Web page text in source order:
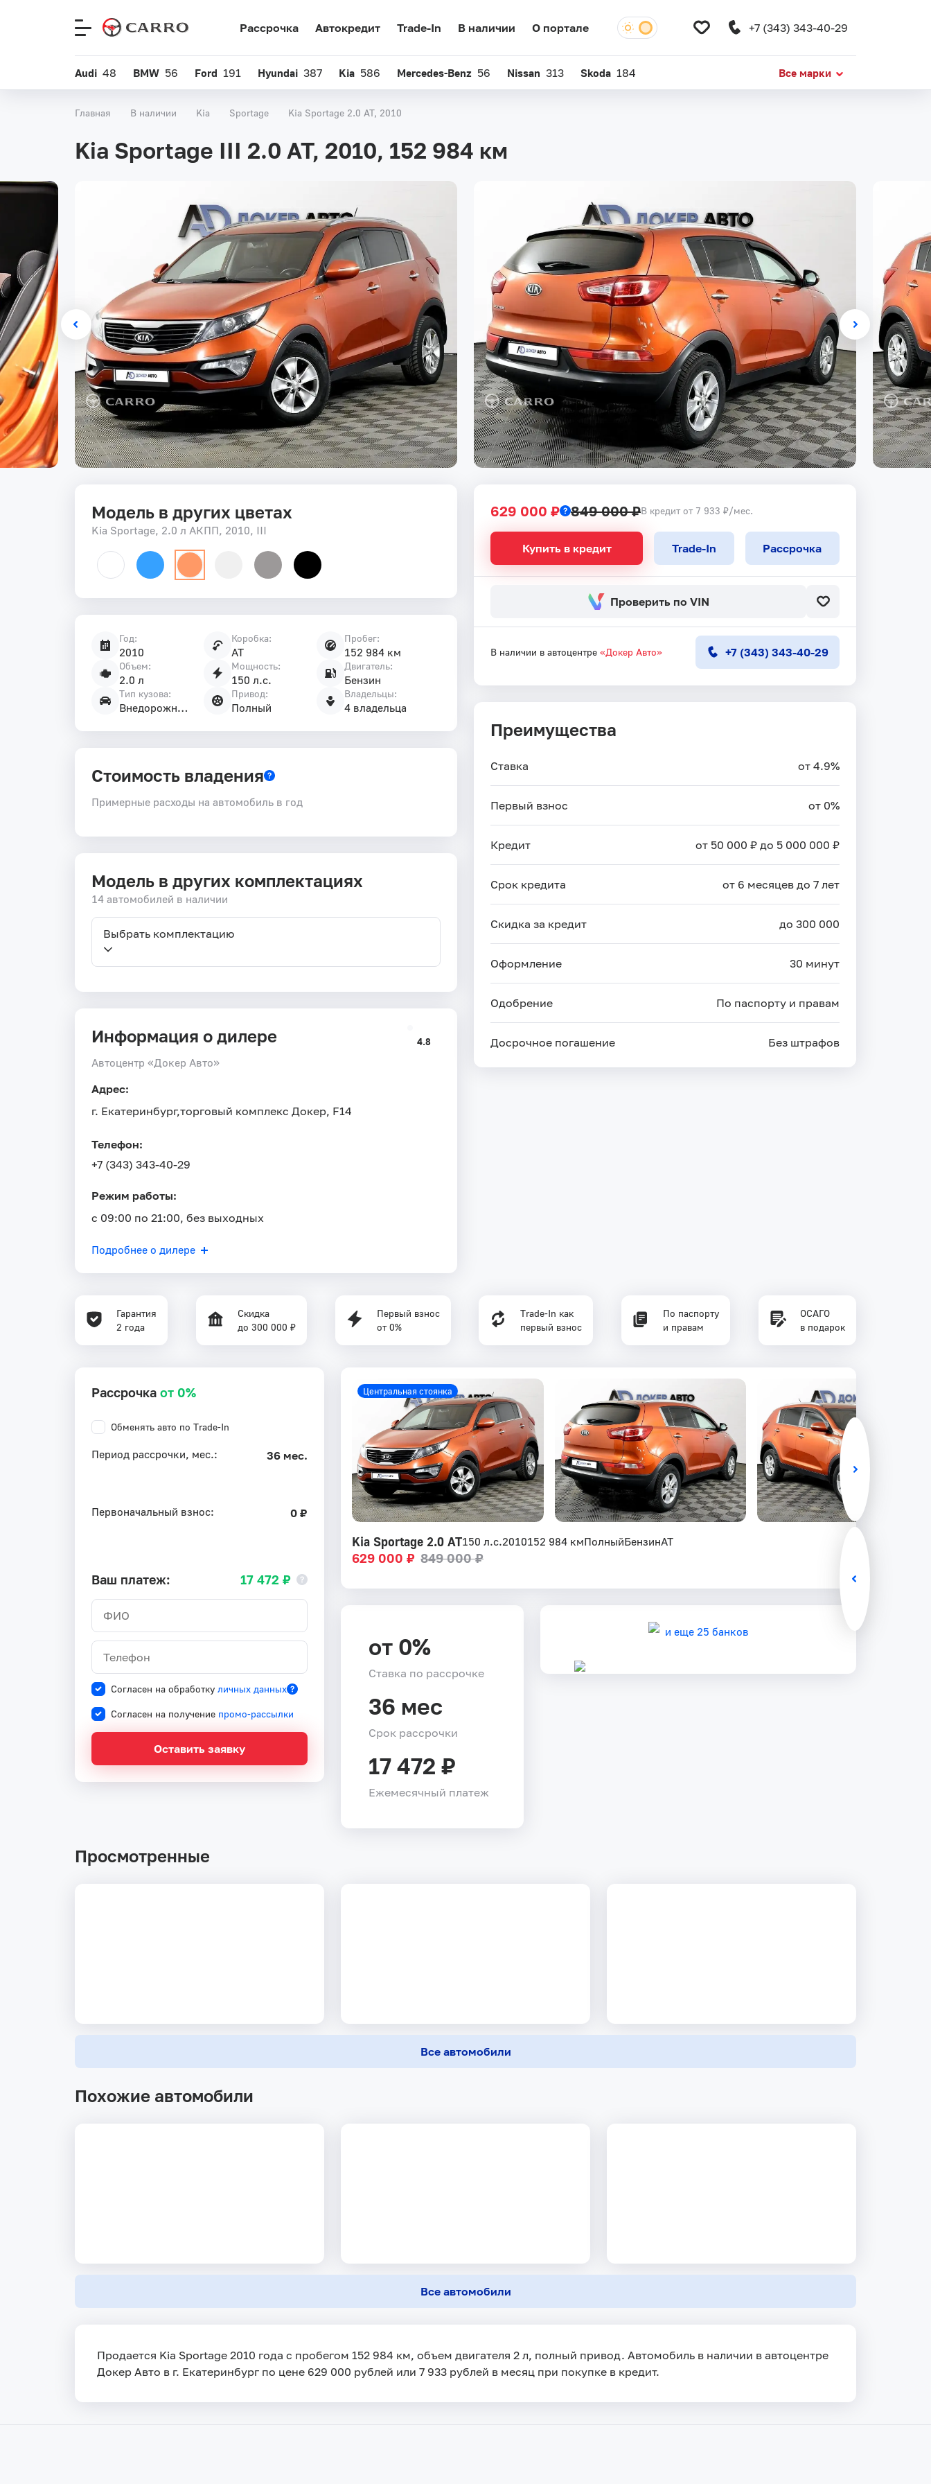
Рассрочка Автокредит Trade-In В наличии О портале +7 (343) 343-40-29
Audi 48 BMW 56 Ford 191 Hyundai 387 Kia 586 Mercedes-Benz 56 Nissan 313 Skoda 184 Все марки
Главная В наличии Kia Sportage Kia Sportage 2.0 AT, 2010
Kia Sportage III 2.0 AT, 2010, 152 984 км
629 000 ₽ 849 000 ₽В кредит от 7 933 ₽/мес.
Купить в кредит Trade-In Рассрочка
Проверить по VIN
В наличии в автоцентре «Докер Авто» +7 (343) 343-40-29
Преимущества
Ставка от 4.9%
Первый взнос от 0%
Кредит от 50 000 ₽ до 5 000 000 ₽
Срок кредита от 6 месяцев до 7 лет
Скидка за кредит до 300 000
Оформление 30 минут
Одобрение По паспорту и правам
Досрочное погашение Без штрафов
Модель в других цветах
Kia Sportage, 2.0 л АКПП, 2010, III
Год:
2010
Коробка:
AT
Пробег:
152 984 км
Объем:
2.0 л
Мощность:
150 л.с.
Двигатель:
Бензин
Тип кузова:
Внедорожник 5 дв.
Привод:
Полный
Владельцы:
4 владельца
Стоимость владения
Примерные расходы на автомобиль в год
Модель в других комплектациях
14 автомобилей в наличии
Выбрать комплектацию
Информация о дилере
Автоцентр «Докер Авто»
4.8
Адрес:
г. Екатеринбург,торговый комплекс Докер, F14
Телефон:
+7 (343) 343-40-29
Режим работы:
с 09:00 по 21:00, без выходных
Подробнее о дилере
Гарантия
2 года
Скидка
до 300 000 ₽
Первый взнос
от 0%
Trade-In как
первый взнос
По паспорту
и правам
ОСАГО
в подарок
Рассрочка от 0%
Обменять авто по Trade-In
Период рассрочки, мес.: 36 мес.
Первоначальный взнос: 0 ₽
Ваш платеж: 17 472 ₽
Согласен на обработку личных данных
Согласен на получение промо-рассылки
Оставить заявку
Kia Sportage 2.0 AT150 л.с.2010152 984 кмПолныйБензинAT
629 000 ₽ 849 000 ₽
Центральная стоянка
от 0%
Ставка по рассрочке
36 мес
Срок рассрочки
17 472 ₽
Ежемесячный платеж
и еще 25 банков
Просмотренные
Все автомобили
Похожие автомобили
Все автомобили
Продается Kia Sportage 2010 года с пробегом 152 984 км, объем двигателя 2 л, полный привод. Автомобиль в наличии в автоцентре
Докер Авто в г. Екатеринбург по цене 629 000 рублей или 7 933 рублей в месяц при покупке в кредит.